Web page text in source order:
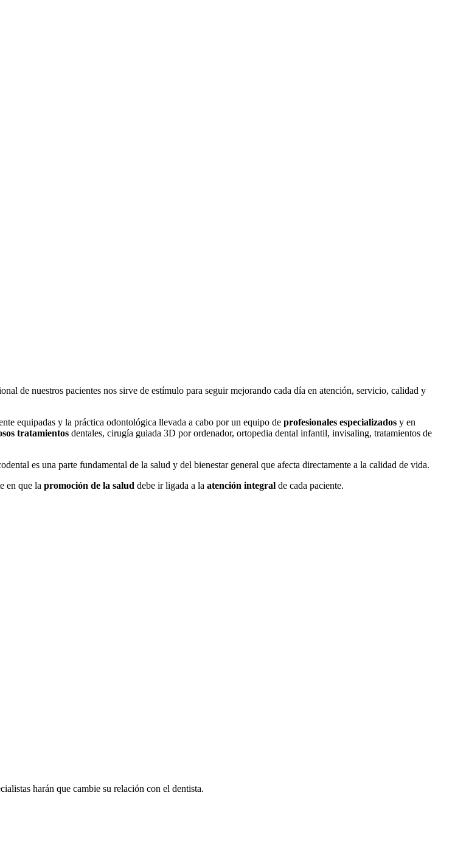
de nuestros pacientes nos sirve de estímulo para seguir mejorando cada día en atención, servicio, calidad y
equipadas y la práctica odontológica llevada a cabo por un equipo de profesionales especializados y en
tratamientos dentales, cirugía guiada 3D por ordenador, ortopedia dental infantil, invisaling, tratamientos de
es una parte fundamental de la salud y del bienestar general que afecta directamente a la calidad de vida.
en que la promoción de la salud debe ir ligada a la atención integral de cada paciente.
harán que cambie su relación con el dentista.